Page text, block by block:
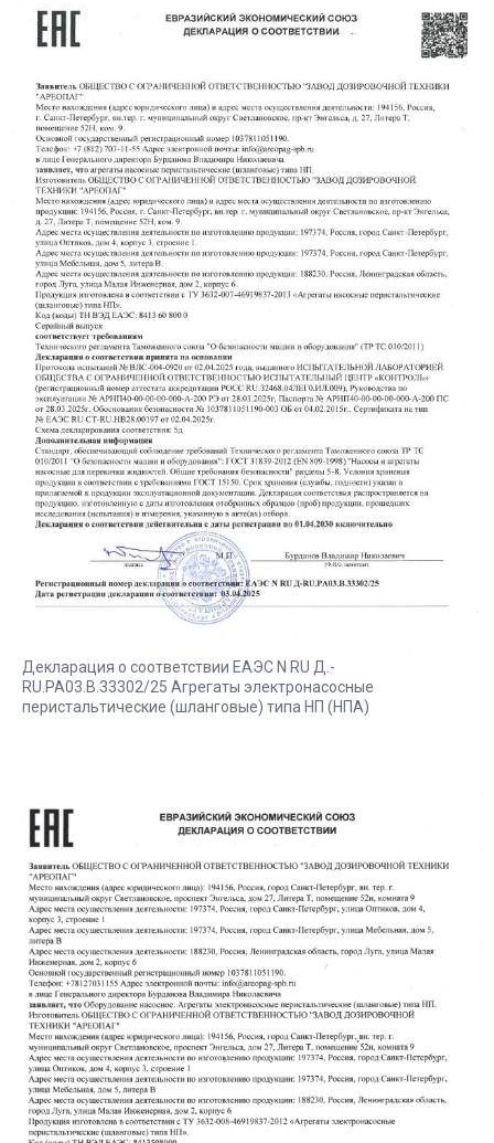
Декларация о соответствии EAЭC N RU Д.-
RU.PA03.B.33302/25 Агрегаты электронасосные
перистальтические (шланговые) типа НП (НПА)